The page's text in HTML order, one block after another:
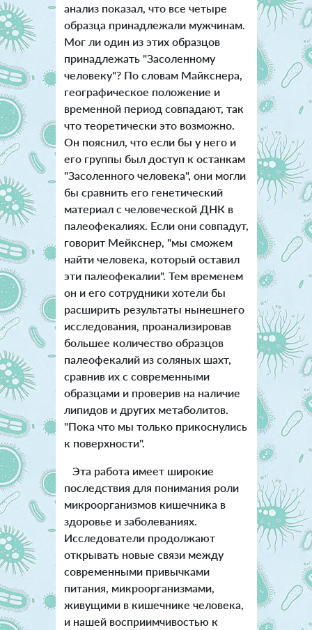
анализ показал, что все четыре
образца принадлежали мужчинам.
Мог ли один из этих образцов
принадлежать "Засоленному
человеку"? По словам Майкснера,
географическое положение и
временной период совпадают, так
что теоретически это возможно.
Он пояснил, что если бы у него и
его группы был доступ к останкам
"Засоленного человека", они могли
бы сравнить его генетический
материал с человеческой ДНК в
палеофекалиях. Если они совпадут,
говорит Мейкснер, "мы сможем
найти человека, который оставил
эти палеофекалии". Тем временем
он и его сотрудники хотели бы
расширить результаты нынешнего
исследования, проанализировав
большее количество образцов
палеофекалий из соляных шахт,
сравнив их с современными
образцами и проверив на наличие
липидов и других метаболитов.
"Пока что мы только прикоснулись
к поверхности".
Эта работа имеет широкие
последствия для понимания роли
микроорганизмов кишечника в
здоровье и заболеваниях.
Исследователи продолжают
открывать новые связи между
современными привычками
питания, микроорганизмами,
живущими в кишечнике человека,
и нашей восприимчивостью к